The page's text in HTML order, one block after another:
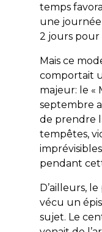
temps
une journée
2 jours pour
Mais ce
comportait
majeur: le «
septembre
de prendre
tempêtes,
pendant
D’ailleurs,
vécu un
sujet. Le